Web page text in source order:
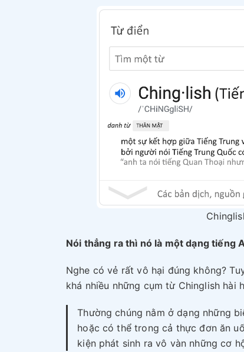
Nói thẳng ra thì nó là một dạng tiếng
Nghe có vẻ rất vô hại đúng không?
khá nhiều những cụm từ Chinglish hài
Thường chúng nằm ở dạng những
hoặc có thể trong cả thực đơn ăn
kiện phát sinh ra vô vàn những cơ